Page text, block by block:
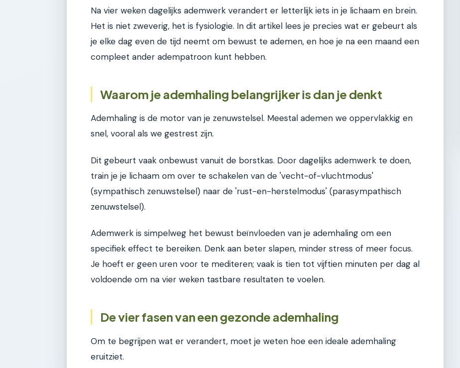
Na vier weken dagelijks ademwerk verandert er letterlijk iets in je lichaam en brein.
Het is niet zweverig, het is fysiologie. In dit artikel lees je precies wat er gebeurt als
je elke dag even de tijd neemt om bewust te ademen, en hoe je na een maand een
compleet ander adempatroon kunt hebben.
Waarom je ademhaling belangrijker is dan je denkt
Ademhaling is de motor van je zenuwstelsel. Meestal ademen we oppervlakkig en
snel, vooral als we gestrest zijn.
Dit gebeurt vaak onbewust vanuit de borstkas. Door dagelijks ademwerk te doen,
train je je lichaam om over te schakelen van de 'vecht-of-vluchtmodus'
(sympathisch zenuwstelsel) naar de 'rust-en-herstelmodus' (parasympathisch
zenuwstelsel).
Ademwerk is simpelweg het bewust beïnvloeden van je ademhaling om een
specifiek effect te bereiken. Denk aan beter slapen, minder stress of meer focus.
Je hoeft er geen uren voor te mediteren; vaak is tien tot vijftien minuten per dag al
voldoende om na vier weken tastbare resultaten te voelen.
De vier fasen van een gezonde ademhaling
Om te begrijpen wat er verandert, moet je weten hoe een ideale ademhaling
eruitziet.